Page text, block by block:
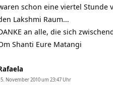
schon eine viertel Stunde
Lakshmi Raum…
an alle, die sich
Shanti Eure Matangi
November 2010 um 23:47 Uhr